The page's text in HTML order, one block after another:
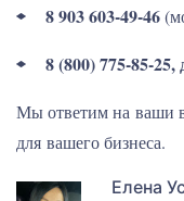
8 903 603-49-46
8 (800) 775-85-25,
Мы ответим на ваши
для вашего бизнеса.
Елена